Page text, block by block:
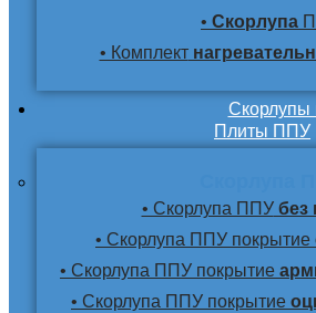
• Скорлупа
• Комплект
Скорлупы
Плиты ППУ
• Скорлупа ППУбез
• Скорлупа ППУ покрытие
• Скорлупа ППУ покрытие
• Скорлупа ППУ покрытие